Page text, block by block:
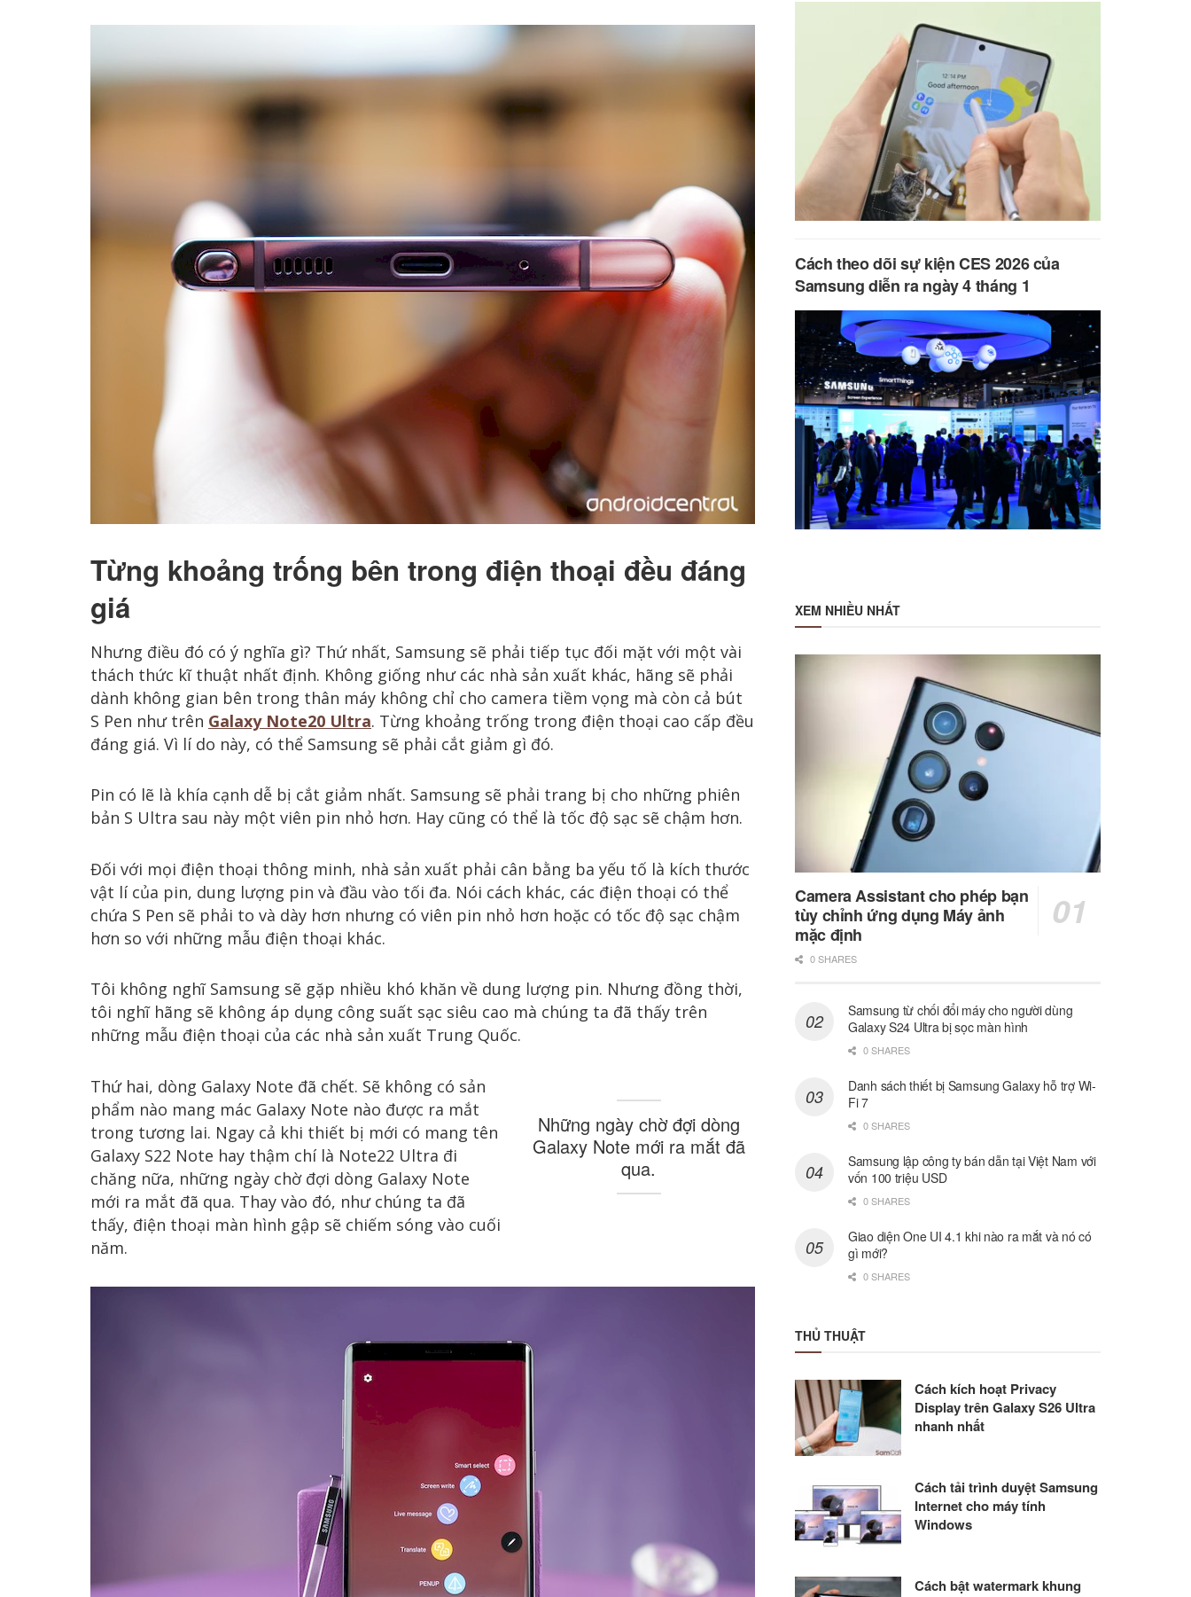
Từng khoảng trống bên trong điện thoại đều đáng
giá
Nhưng điều đó có ý nghĩa gì? Thứ nhất, Samsung sẽ phải tiếp tục đối mặt với một vài
thách thức kĩ thuật nhất định. Không giống như các nhà sản xuất khác, hãng sẽ phải
dành không gian bên trong thân máy không chỉ cho camera tiềm vọng mà còn cả bút
S Pen như trên Galaxy Note20 Ultra. Từng khoảng trống trong điện thoại cao cấp đều
đáng giá. Vì lí do này, có thể Samsung sẽ phải cắt giảm gì đó.
Pin có lẽ là khía cạnh dễ bị cắt giảm nhất. Samsung sẽ phải trang bị cho những phiên
bản S Ultra sau này một viên pin nhỏ hơn. Hay cũng có thể là tốc độ sạc sẽ chậm hơn.
Đối với mọi điện thoại thông minh, nhà sản xuất phải cân bằng ba yếu tố là kích thước
vật lí của pin, dung lượng pin và đầu vào tối đa. Nói cách khác, các điện thoại có thể
chứa S Pen sẽ phải to và dày hơn nhưng có viên pin nhỏ hơn hoặc có tốc độ sạc chậm
hơn so với những mẫu điện thoại khác.
Tôi không nghĩ Samsung sẽ gặp nhiều khó khăn về dung lượng pin. Nhưng đồng thời,
tôi nghĩ hãng sẽ không áp dụng công suất sạc siêu cao mà chúng ta đã thấy trên
những mẫu điện thoại của các nhà sản xuất Trung Quốc.
Những ngày chờ đợi dòng
Galaxy Note mới ra mắt đã
qua.
Thứ hai, dòng Galaxy Note đã chết. Sẽ không có sản
phẩm nào mang mác Galaxy Note nào được ra mắt
trong tương lai. Ngay cả khi thiết bị mới có mang tên
Galaxy S22 Note hay thậm chí là Note22 Ultra đi
chăng nữa, những ngày chờ đợi dòng Galaxy Note
mới ra mắt đã qua. Thay vào đó, như chúng ta đã
thấy, điện thoại màn hình gập sẽ chiếm sóng vào cuối
năm.
Cách theo dõi sự kiện CES 2026 của
Samsung diễn ra ngày 4 tháng 1
XEM NHIỀU NHẤT
Camera Assistant cho phép bạn
tùy chỉnh ứng dụng Máy ảnh
mặc định
0 SHARES
Samsung từ chối đổi máy cho người dùng
Galaxy S24 Ultra bị sọc màn hình
0 SHARES
Danh sách thiết bị Samsung Galaxy hỗ trợ Wi-
Fi 7
0 SHARES
Samsung lập công ty bán dẫn tại Việt Nam với
vốn 100 triệu USD
0 SHARES
Giao diện One UI 4.1 khi nào ra mắt và nó có
gì mới?
0 SHARES
THỦ THUẬT
Cách kích hoạt Privacy
Display trên Galaxy S26 Ultra
nhanh nhất
Cách tải trình duyệt Samsung
Internet cho máy tính
Windows
Cách bật watermark khung